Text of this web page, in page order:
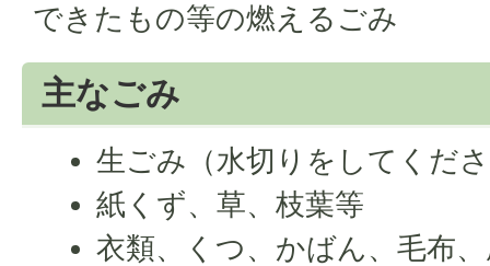
できたもの等の燃えるごみ
主なごみ
生ごみ（水切りをしてくだ
紙くず、草、枝葉等
衣類、くつ、かばん、毛布